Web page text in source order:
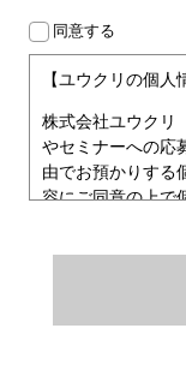
同意する
【ユウクリの個人
株式会社ユウクリ
やセミナーへの応
由でお預かりする
容にご同意の上で
ユウクリにおけ